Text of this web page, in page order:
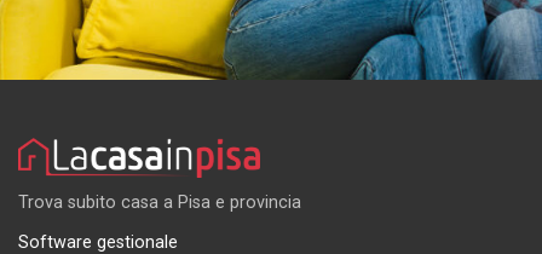
Trova subito casa a Pisa e provincia
Software gestionale